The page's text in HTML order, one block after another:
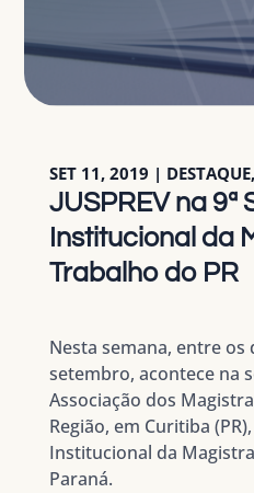
JUSPREV na 9ª
Institucional da
Trabalho do PR
SET 11, 2019 | DESTAQUE,
Nesta semana, entre os
setembro, acontece na
Associação dos
Região, em Curitiba
Institucional da
Paraná.